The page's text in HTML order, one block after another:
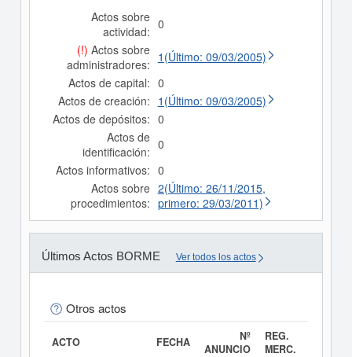
Actos sobre
actividad: 0
(!) Actos sobre
administradores: 1(Último: 09/03/2005)
Actos de capital: 0
Actos de creación: 1(Último: 09/03/2005)
Actos de depósitos: 0
Actos de
identificación: 0
Actos informativos: 0
Actos sobre
procedimientos:
2(Último: 26/11/2015,
primero: 29/03/2011)
Últimos Actos BORME Ver todos los actos
Otros actos
ACTO FECHA
Nº
ANUNCIO
REG.
MERC.